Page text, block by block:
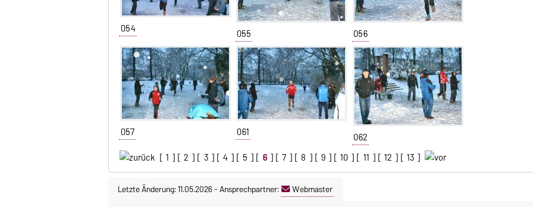
054 055 056
057 061
062
[ 1 ] [ 2 ] [ 3 ] [ 4 ] [ 5 ] [ 6 ] [ 7 ] [ 8 ] [ 9 ] [ 10 ] [ 11 ] [ 12 ] [ 13 ]
Letzte Änderung: 11.05.2026-Ansprechpartner: Webmaster